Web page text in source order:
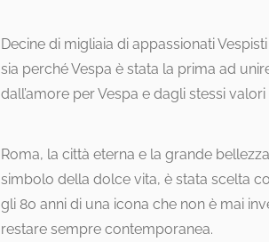
Decine di migliaia di appassionati
sia perché Vespa è stata la prima ad
dall’amore per Vespa e dagli stessi
Roma, la città eterna e la grande
simbolo della dolce vita, è stata scelta
gli 80 anni di una icona che non è mai
restare sempre contemporanea.